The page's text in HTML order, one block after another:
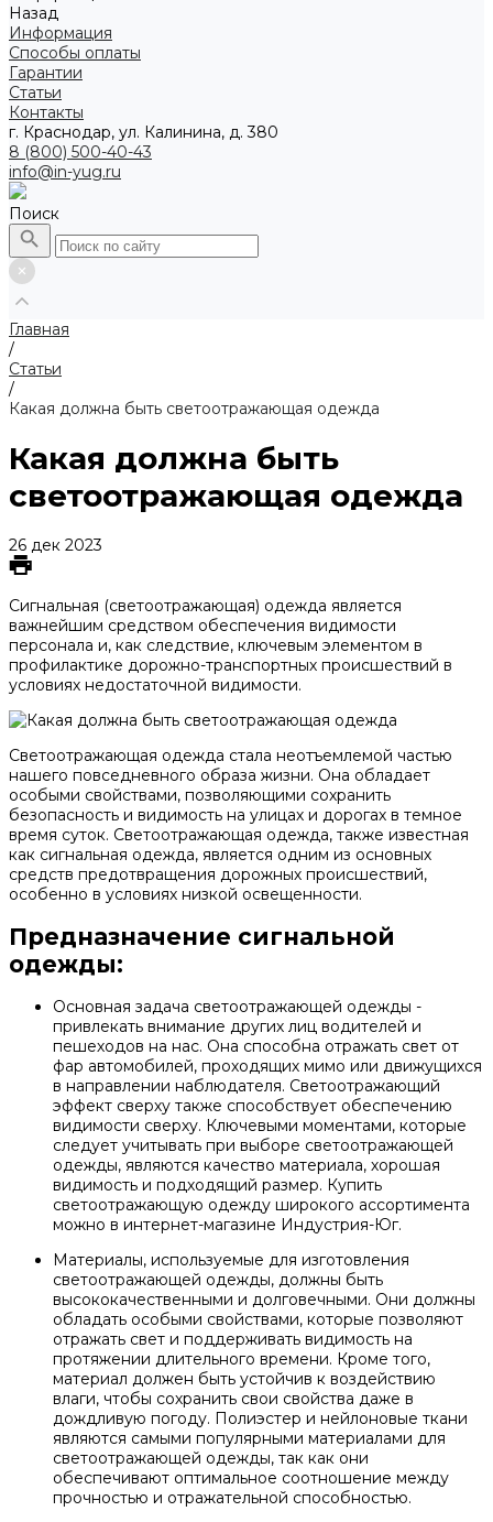
Назад
Информация
Способы оплаты
Гарантии
Статьи
Контакты
г. Краснодар, ул. Калинина, д. 380
8 (800) 500-40-43
info@in-yug.ru
Поиск
Главная
/
Статьи
/
Какая должна быть светоотражающая одежда
Какая должна быть
светоотражающая одежда
26 дек 2023
Сигнальная (светоотражающая) одежда является
важнейшим средством обеспечения видимости
персонала и, как следствие, ключевым элементом в
профилактике дорожно-транспортных происшествий в
условиях недостаточной видимости.
Светоотражающая одежда стала неотъемлемой частью
нашего повседневного образа жизни. Она обладает
особыми свойствами, позволяющими сохранить
безопасность и видимость на улицах и дорогах в темное
время суток. Светоотражающая одежда, также известная
как сигнальная одежда, является одним из основных
средств предотвращения дорожных происшествий,
особенно в условиях низкой освещенности.
Предназначение сигнальной
одежды:
Основная задача светоотражающей одежды -
привлекать внимание других лиц водителей и
пешеходов на нас. Она способна отражать свет от
фар автомобилей, проходящих мимо или движущихся
в направлении наблюдателя. Светоотражающий
эффект сверху также способствует обеспечению
видимости сверху. Ключевыми моментами, которые
следует учитывать при выборе светоотражающей
одежды, являются качество материала, хорошая
видимость и подходящий размер. Купить
светоотражающую одежду широкого ассортимента
можно в интернет-магазине Индустрия-Юг.
Материалы, используемые для изготовления
светоотражающей одежды, должны быть
высококачественными и долговечными. Они должны
обладать особыми свойствами, которые позволяют
отражать свет и поддерживать видимость на
протяжении длительного времени. Кроме того,
материал должен быть устойчив к воздействию
влаги, чтобы сохранить свои свойства даже в
дождливую погоду. Полиэстер и нейлоновые ткани
являются самыми популярными материалами для
светоотражающей одежды, так как они
обеспечивают оптимальное соотношение между
прочностью и отражательной способностью.